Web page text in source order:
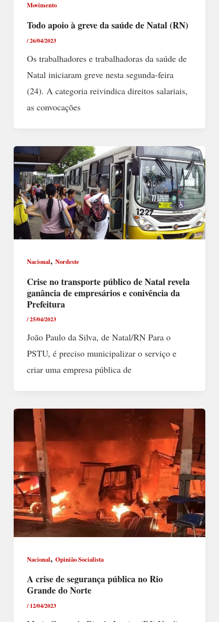
Movimento
Todo apoio à greve da saúde de Natal (RN)
/26/04/2023
Os trabalhadores e trabalhadoras da saúde de
Natal iniciaram greve nesta segunda-feira
(24). A categoria reivindica direitos salariais,
as convocações
Nacional, Nordeste
Crise no transporte público de Natal revela
ganância de empresários e conivência da
Prefeitura
/25/04/2023
João Paulo da Silva, de Natal/RN Para o
PSTU, é preciso municipalizar o serviço e
criar uma empresa pública de
Nacional, Opinião Socialista
A crise de segurança pública no Rio
Grande do Norte
/12/04/2023